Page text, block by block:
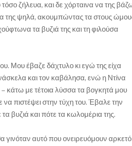
ζήλευα, και δε χόρταινα να της
της ψηλά, ακουμπώντας τα στους
τα βυζιά της και τη φιλούσα
Μου έβαζε δάχτυλο κι εγώ της είχα
και τον καβάλησα, ενώ η Ντίνα
κάτω με τέτοια λύσσα τα βογκητά μου
πιστέψει στην τύχη του. Έβαλε την
βυζιά και πότε τα κωλομέρια της.
γινόταν αυτό που ονειρευόμουν αρκετό